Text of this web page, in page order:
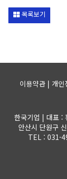
목록보기
이용약관 | 개인
한국기업 | 대표 :
안산시 단원구
TEL : 031-